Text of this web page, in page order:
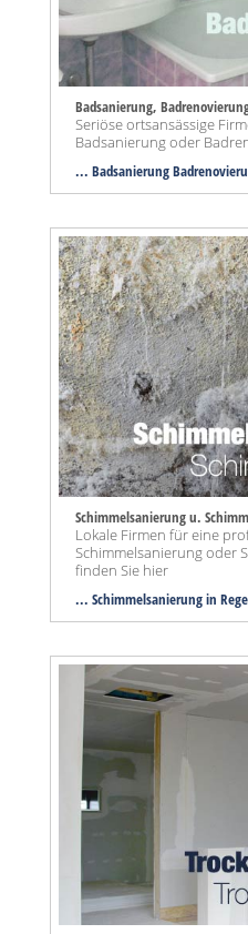
Badsanierung,
Seriöse ortsansässige
Badsanierung oder
... Badsanierung
Schimmelsanierung u.
Lokale Firmen für eine
Schimmelsanierung oder
finden Sie hier
... Schimmelsanierung in